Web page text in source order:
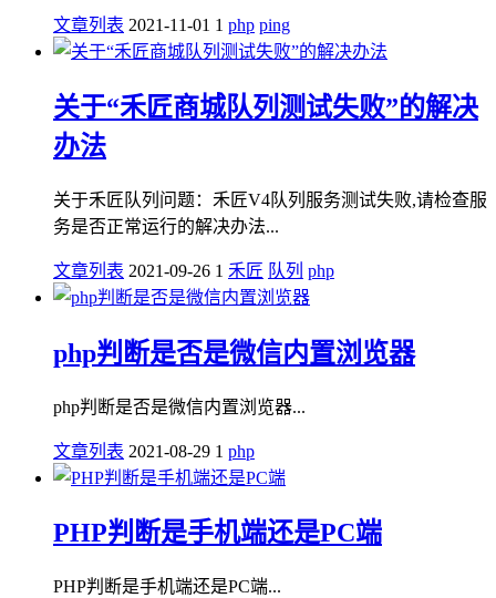
文章列表 2021-11-01 1 php ping
关于“禾匠商城队列测试失败”的解决
办法
关于禾匠队列问题：禾匠V4队列服务测试失败,请检查服
务是否正常运行的解决办法...
文章列表 2021-09-26 1 禾匠 队列 php
php判断是否是微信内置浏览器
php判断是否是微信内置浏览器...
文章列表 2021-08-29 1 php
PHP判断是手机端还是PC端
PHP判断是手机端还是PC端...